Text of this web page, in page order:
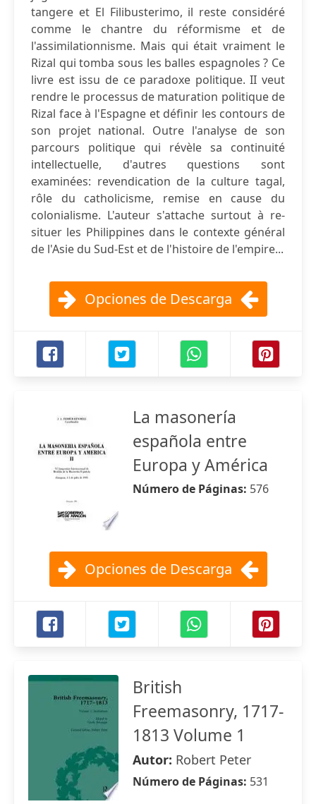
tangere et El Filibusterimo, il reste considéré
comme le chantre du réformisme et de
l'assimilationnisme. Mais qui était vraiment le
Rizal qui tomba sous les balles espagnoles ? Ce
livre est issu de ce paradoxe politique. II veut
rendre le processus de maturation politique de
Rizal face à l'Espagne et définir les contours de
son projet national. Outre l'analyse de son
parcours politique qui révèle sa continuité
intellectuelle, d'autres questions sont
examinées: revendication de la culture tagal,
rôle du catholicisme, remise en cause du
colonialisme. L'auteur s'attache surtout à re-
situer les Philippines dans le contexte général
de l'Asie du Sud-Est et de l'histoire de l'empire...
Opciones de Descarga
La masonería
española entre
Europa y América
Número de Páginas: 576
Opciones de Descarga
British
Freemasonry, 1717-
1813 Volume 1
Autor: Robert Peter
Número de Páginas: 531